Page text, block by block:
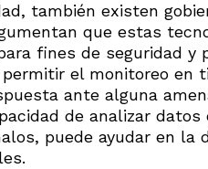
también existen
que estas
fines de seguridad y
el monitoreo en
ante alguna
de analizar datos
puede ayudar en la